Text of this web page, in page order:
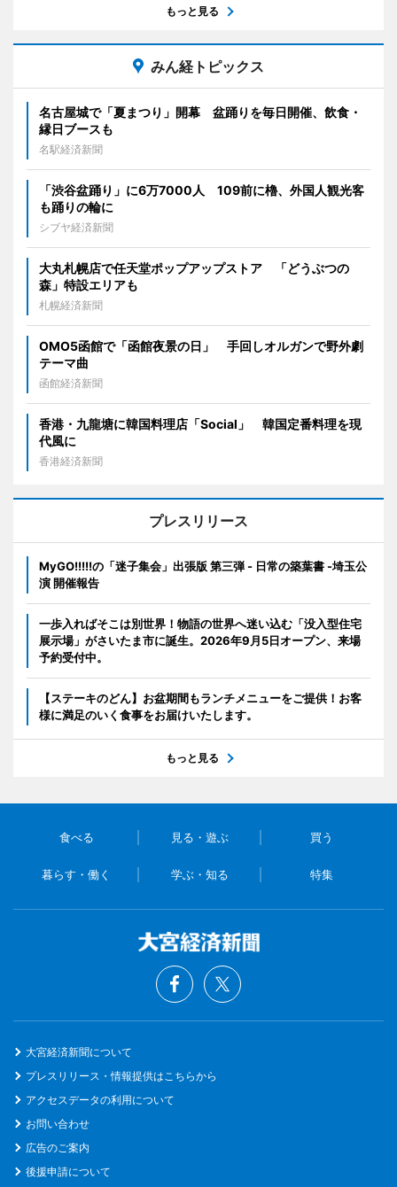
もっと見る
みん経トピックス
名古屋城で「夏まつり」開幕 盆踊りを毎日開催、飲食・
縁日ブースも
名駅経済新聞
「渋谷盆踊り」に6万7000人 109前に櫓、外国人観光客
も踊りの輪に
シブヤ経済新聞
大丸札幌店で任天堂ポップアップストア 「どうぶつの
森」特設エリアも
札幌経済新聞
OMO5函館で「函館夜景の日」 手回しオルガンで野外劇
テーマ曲
函館経済新聞
香港・九龍塘に韓国料理店「Social」 韓国定番料理を現
代風に
香港経済新聞
プレスリリース
MyGO!!!!!の「迷子集会」出張版 第三弾 - 日常の築葉書 -埼玉公
演 開催報告
一歩入ればそこは別世界！物語の世界へ迷い込む「没入型住宅
展示場」がさいたま市に誕生。2026年9月5日オープン、来場
予約受付中。
【ステーキのどん】お盆期間もランチメニューをご提供！お客
様に満足のいく食事をお届けいたします。
もっと見る
食べる 見る・遊ぶ 買う
暮らす・働く 学ぶ・知る 特集
大宮経済新聞について
プレスリリース・情報提供はこちらから
アクセスデータの利用について
お問い合わせ
広告のご案内
後援申請について